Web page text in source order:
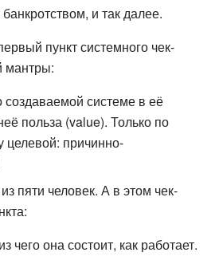
и так далее.
пункт системного чек-
мантры:
создаваемой системе в её
польза (value). Только по
целевой: причинно-
пяти человек. А в этом чек-
чего она состоит, как работает.